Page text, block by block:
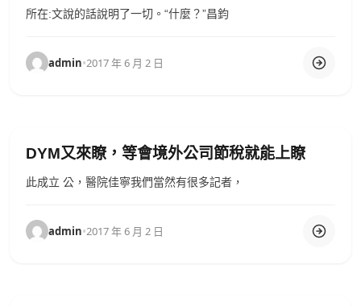
所在:文說的話說明了一切。“什麼？”昌鈞
admin•2017 年 6 月 2 日
DYM又來瞭，等會境外公司節稅就能上瞭
此成立 公，醫院佳寧我們當然有很多記者，
admin•2017 年 6 月 2 日